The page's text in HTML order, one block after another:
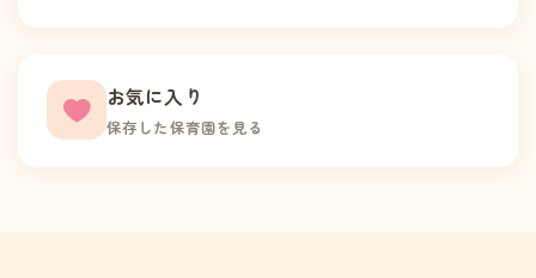
お気に入り
保存した保育園を見る